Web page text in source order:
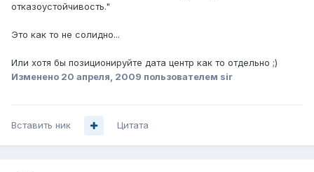
отказоустойчивость."
Это как то не солидно...
Или хотя бы позиционируйте дата центр как то отдельно ;)
Изменено 20 апреля, 2009 пользователем sir
Вставить ник Цитата